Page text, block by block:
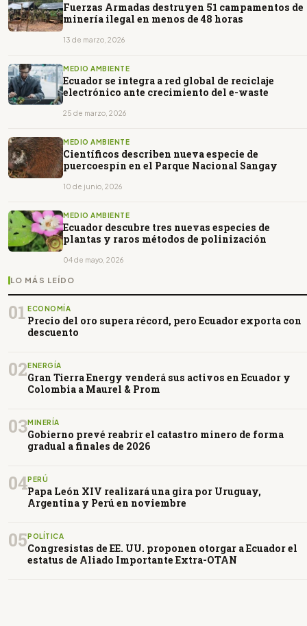
Fuerzas Armadas destruyen 51 campamentos de
minería ilegal en menos de 48 horas
13 de marzo, 2026
MEDIO AMBIENTE
Ecuador se integra a red global de reciclaje
electrónico ante crecimiento del e-waste
25 de marzo, 2026
MEDIO AMBIENTE
Científicos describen nueva especie de
puercoespín en el Parque Nacional Sangay
10 de junio, 2026
MEDIO AMBIENTE
Ecuador descubre tres nuevas especies de
plantas y raros métodos de polinización
04 de mayo, 2026
LO MÁS LEÍDO
01 ECONOMÍA
Precio del oro supera récord, pero Ecuador exporta con
descuento
02 ENERGÍA
Gran Tierra Energy venderá sus activos en Ecuador y
Colombia a Maurel & Prom
03MINERÍA
Gobierno prevé reabrir el catastro minero de forma
gradual a finales de 2026
04PERÚ
Papa León XIV realizará una gira por Uruguay,
Argentina y Perú en noviembre
05 POLÍTICA
Congresistas de EE. UU. proponen otorgar a Ecuador el
estatus de Aliado Importante Extra-OTAN